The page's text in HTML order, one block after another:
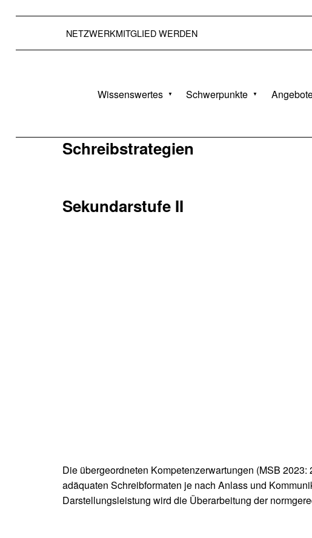
DIE BISS-AKADEMIE NRW BEGLEITET INTERESSIERTE SCHULEN IM BEREICH SPRACHBILDUNG.
Wissenswertes Schwerpunkte
NETZWERKMITGLIED WERDEN
Schreibstrategien
Sekundarstufe II
Die übergeordneten Kompetenzerwartungen (MSB
adäquaten Schreibformaten je nach Anlass und
Darstellungsleistung wird die Überarbeitung der